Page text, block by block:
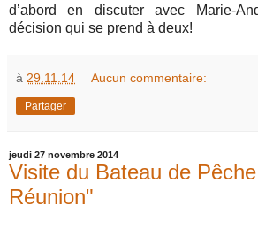
d’abord en discuter avec Marie-
décision qui se prend à deux!
à 29.11.14 Aucun commentaire:
Partager
jeudi 27 novembre 2014
Visite du Bateau de
Réunion"